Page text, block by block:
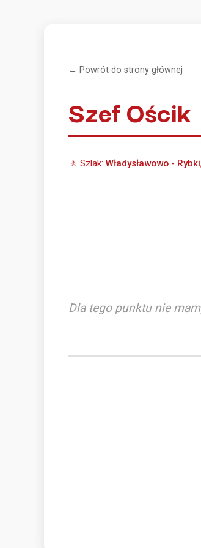
← Powrót do strony głównej
Szef Ościk
🚶 Szlak: Władysławowo - Rybki
Dla tego punktu nie